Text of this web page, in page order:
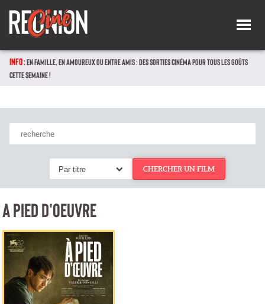
INFO :EN FAMILLE, EN AMOUREUX OU ENTRE AMIS : DES SORTIES CINÉMA POUR TOUS LES GOÛTS
CETTE SEMAINE !
Par titre CHERCHER UN FILM
A PIED D'OEUVRE